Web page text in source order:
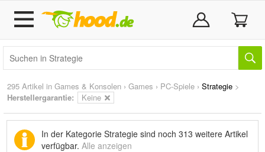
295 Artikel in Games & Konsolen › Games › PC-Spiele › Strategie >
Herstellergarantie:
Keine
In der Kategorie Strategie sind noch 313 weitere Artikel
verfügbar. Alle anzeigen